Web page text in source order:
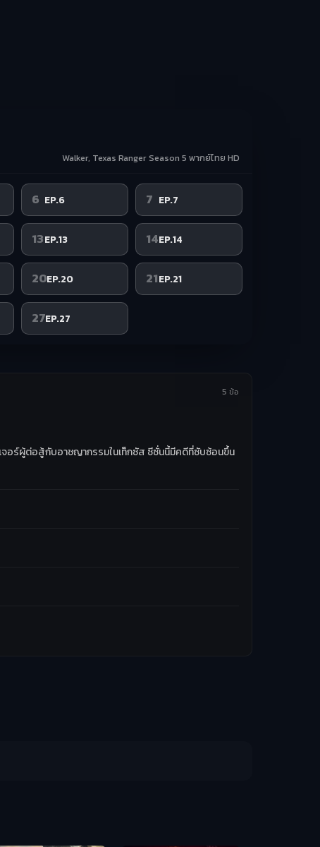
Walker, Texas Ranger Season 5 พากย์ไทย HD
6 EP.6 7 EP.7
13EP.13 14EP.14
20EP.20 21EP.21
27EP.27
5 ข้อ
จอร์ผู้ต่อสู้กับอาชญากรรมในเท็กซัส ซีซั่นนี้มีคดีที่ซับซ้อนขึ้น